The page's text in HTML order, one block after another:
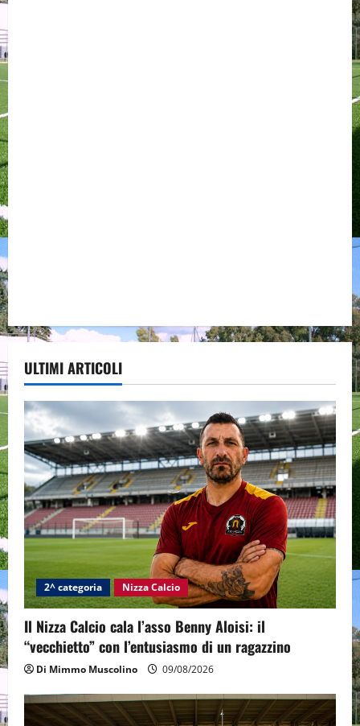
ULTIMI ARTICOLI
2^ categoria Nizza Calcio
Il Nizza Calcio cala l’asso Benny Aloisi: il
“vecchietto” con l’entusiasmo di un ragazzino
Di Mimmo Muscolino 09/08/2026